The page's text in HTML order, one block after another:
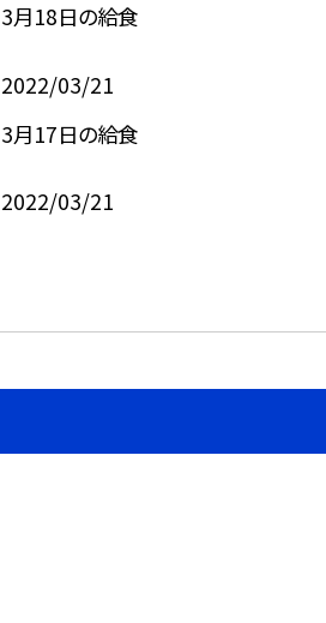
3月18日の給食
2022/03/21
3月17日の給食
2022/03/21